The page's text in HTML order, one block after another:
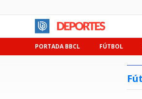
PORTADA BBCL FÚTBOL